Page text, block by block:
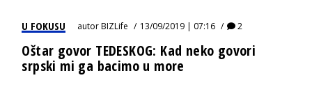
U FOKUSU autorBIZLife 13/09/2019 | 07:16 2
Oštar govor TEDESKOG: Kad neko govori
srpski mi ga bacimo u more